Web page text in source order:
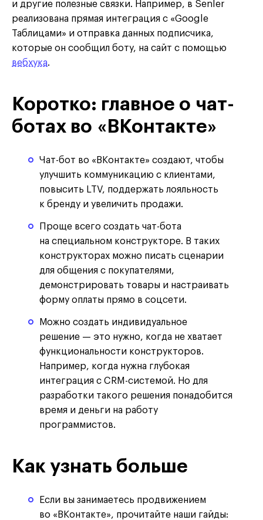
и другие полезные связки. Например, в Senler
реализована прямая интеграция с «Google
Таблицами» и отправка данных подписчика,
которые он сообщил боту, на сайт с помощью
вебхука.
Коротко: главное о чат-
ботах во «ВКонтакте»
Чат-бот во «ВКонтакте» создают, чтобы
улучшить коммуникацию с клиентами,
повысить LTV, поддержать лояльность
к бренду и увеличить продажи.
Проще всего создать чат-бота
на специальном конструкторе. В таких
конструкторах можно писать сценарии
для общения с покупателями,
демонстрировать товары и настраивать
форму оплаты прямо в соцсети.
Можно создать индивидуальное
решение — это нужно, когда не хватает
функциональности конструкторов.
Например, когда нужна глубокая
интеграция с CRM-системой. Но для
разработки такого решения понадобится
время и деньги на работу
программистов.
Как узнать больше
Если вы занимаетесь продвижением
во «ВКонтакте», прочитайте наши гайды: